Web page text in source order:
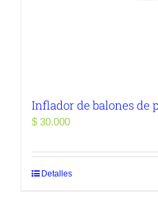
Inflador de balones de
$ 30.000
Detalles